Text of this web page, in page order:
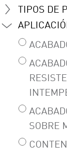
TIPOS DE
SOBRE